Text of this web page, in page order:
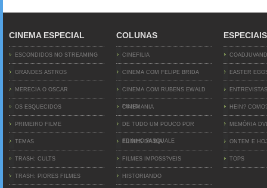
CINEMA ESPECIAL
ESCONDIDOS NO STREAMING
GRANDES ASTROS
MERECIA O OSCAR
OS ESQUECIDOS
PRIMEIRO FILME
TEMAS
TRASH: CULTS
TRASH: PIORES FILMES
COLUNAS
CINEFILIA
CINEMA COM FELIPE BRIDA
CINEMA COM RUBENS EWALD
FILHO
CINEMANIA
DE TUDO UM POUCO POR
EDINHO PASQUALE
FILMES DA BIA
FILMES IMPOSS?VEIS
HISTORIANDO
ESPECIAIS
EASTER
ENTREVISTAS
HEIN?
MEMÓRIA
ONTEM E
TOPS